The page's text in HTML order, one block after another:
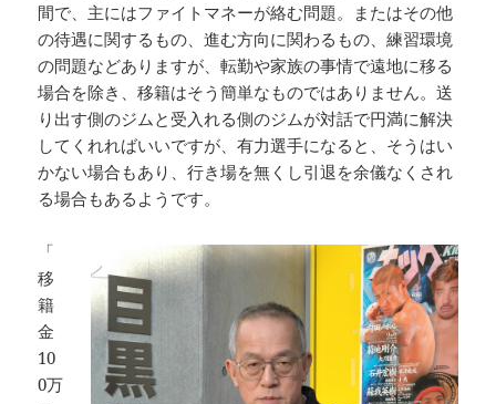
間で、主にはファイトマネーが絡む問題。またはその他
の待遇に関するもの、進む方向に関わるもの、練習環境
の問題などありますが、転勤や家族の事情で遠地に移る
場合を除き、移籍はそう簡単なものではありません。送
り出す側のジムと受入れる側のジムが対話で円満に解決
してくれればいいですが、有力選手になると、そうはい
かない場合もあり、行き場を無くし引退を余儀なくされ
る場合もあるようです。
「
移
籍
金
10
0万